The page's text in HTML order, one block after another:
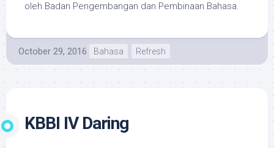
oleh Badan Pengembangan dan Pembinaan Bahasa.
October 29, 2016 Bahasa Refresh
KBBI IV Daring